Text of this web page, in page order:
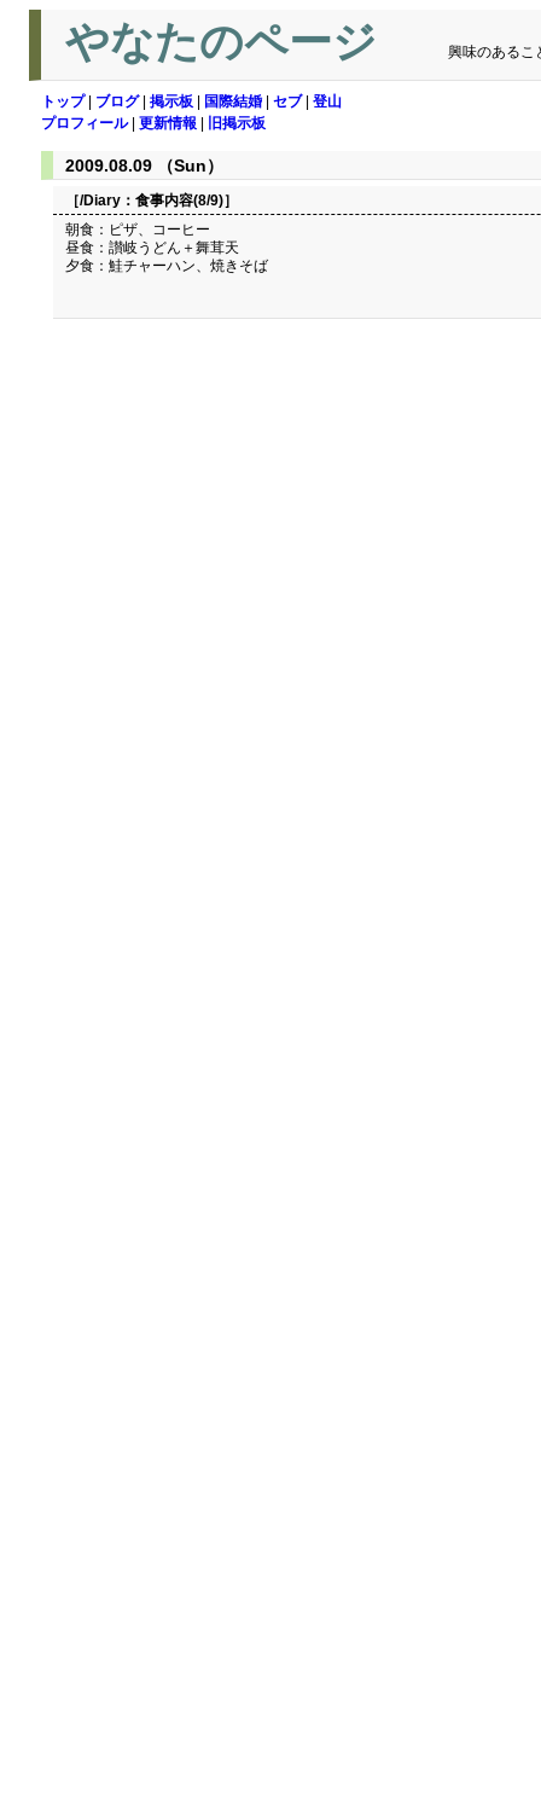
やなたのページ 興味のあるこ
トップ| ブログ| 掲示板 国際結婚 セブ| 登山
プロフィール| 更新情報 旧掲示板
2009.08.09 （Sun）
［/Diary： 食事内容(8/9)］
朝食：ピザ、コーヒー
昼食：讃岐うどん＋舞茸天
夕食：鮭チャーハン、焼きそば